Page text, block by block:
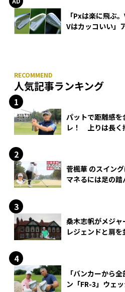
「Pxは楽に飛ぶ
Vはカッコいい」
人気記事ランキング
パットで距離感
レ！ 上りは長く
菅楓華 のスイン
マネるには足の
桑木志帆がメジ
レジェンドと肩を
「バンカーから
ン「FR-3」ウェ